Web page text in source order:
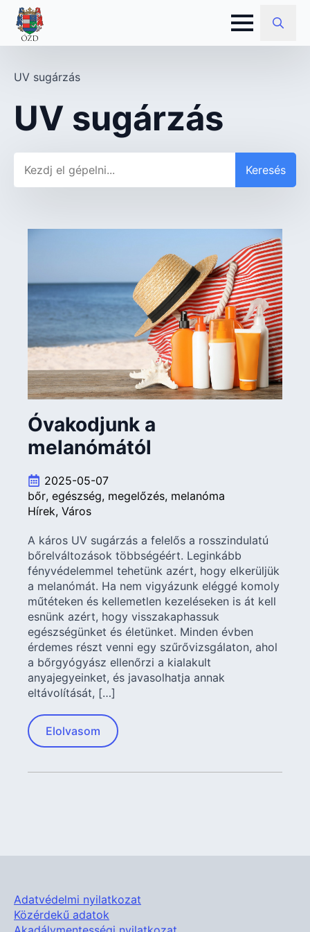
Search
UV sugárzás
UV sugárzás
Keresés
Óvakodjunk a
melanómától
2025-05-07
bőr egészség megelőzés melanóma
Hírek Város
A káros UV sugárzás a felelős a rosszindulatú
bőrelváltozások többségéért. Leginkább
fényvédelemmel tehetünk azért, hogy elkerüljük
a melanómát. Ha nem vigyázunk eléggé komoly
műtéteken és kellemetlen kezeléseken is át kell
esnünk azért, hogy visszakaphassuk
egészségünket és életünket. Minden évben
érdemes részt venni egy szűrővizsgálaton, ahol
a bőrgyógyász ellenőrzi a kialakult
anyajegyeinket, és javasolhatja annak
eltávolítását, […]
Elolvasom
Adatvédelmi nyilatkozat
Közérdekű adatok